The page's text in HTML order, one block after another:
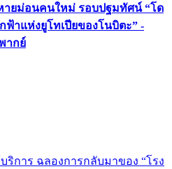
ยม่อนคนใหม่ รอบปฐมทัศน์ “โด
ฟ้าแห่งยูโทเปียของโนบิตะ” -
ากย์